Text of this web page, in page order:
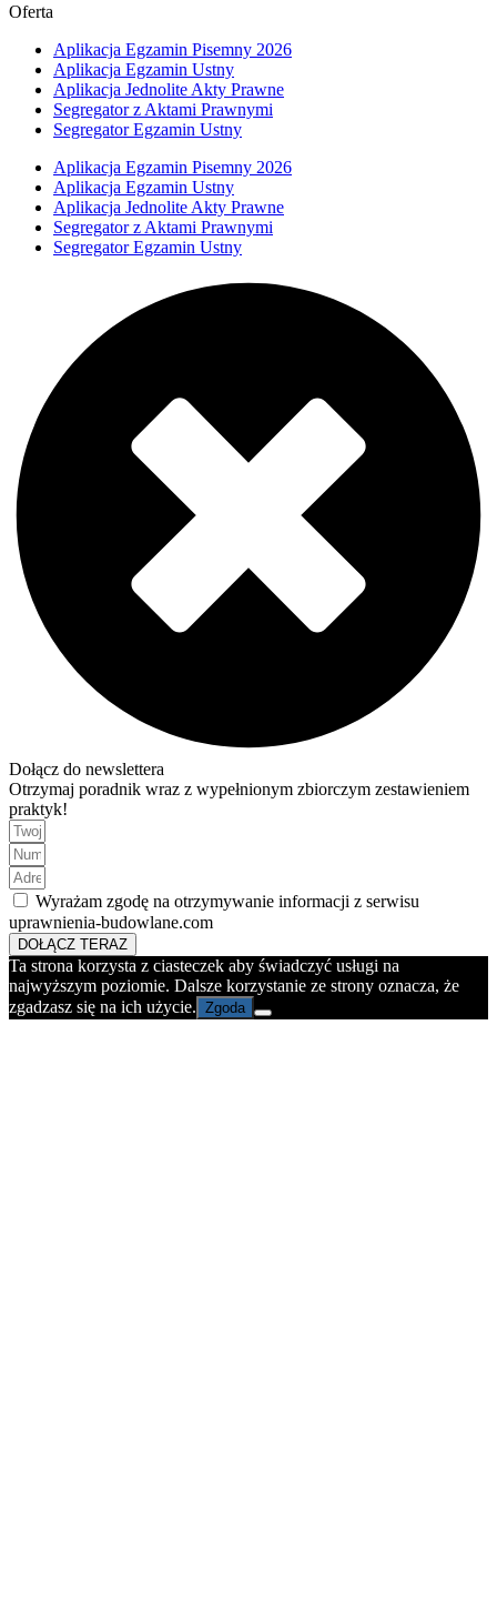
Oferta
Aplikacja Egzamin Pisemny 2026
Aplikacja Egzamin Ustny
Aplikacja Jednolite Akty Prawne
Segregator z Aktami Prawnymi
Segregator Egzamin Ustny
Aplikacja Egzamin Pisemny 2026
Aplikacja Egzamin Ustny
Aplikacja Jednolite Akty Prawne
Segregator z Aktami Prawnymi
Segregator Egzamin Ustny
Dołącz do newslettera
Otrzymaj poradnik wraz z wypełnionym zbiorczym zestawieniem
praktyk!
Wyrażam zgodę na otrzymywanie informacji z serwisu
uprawnienia-budowlane.com
DOŁĄCZ TERAZ
Ta strona korzysta z ciasteczek aby świadczyć usługi na
najwyższym poziomie. Dalsze korzystanie ze strony oznacza, że
zgadzasz się na ich użycie. Zgoda